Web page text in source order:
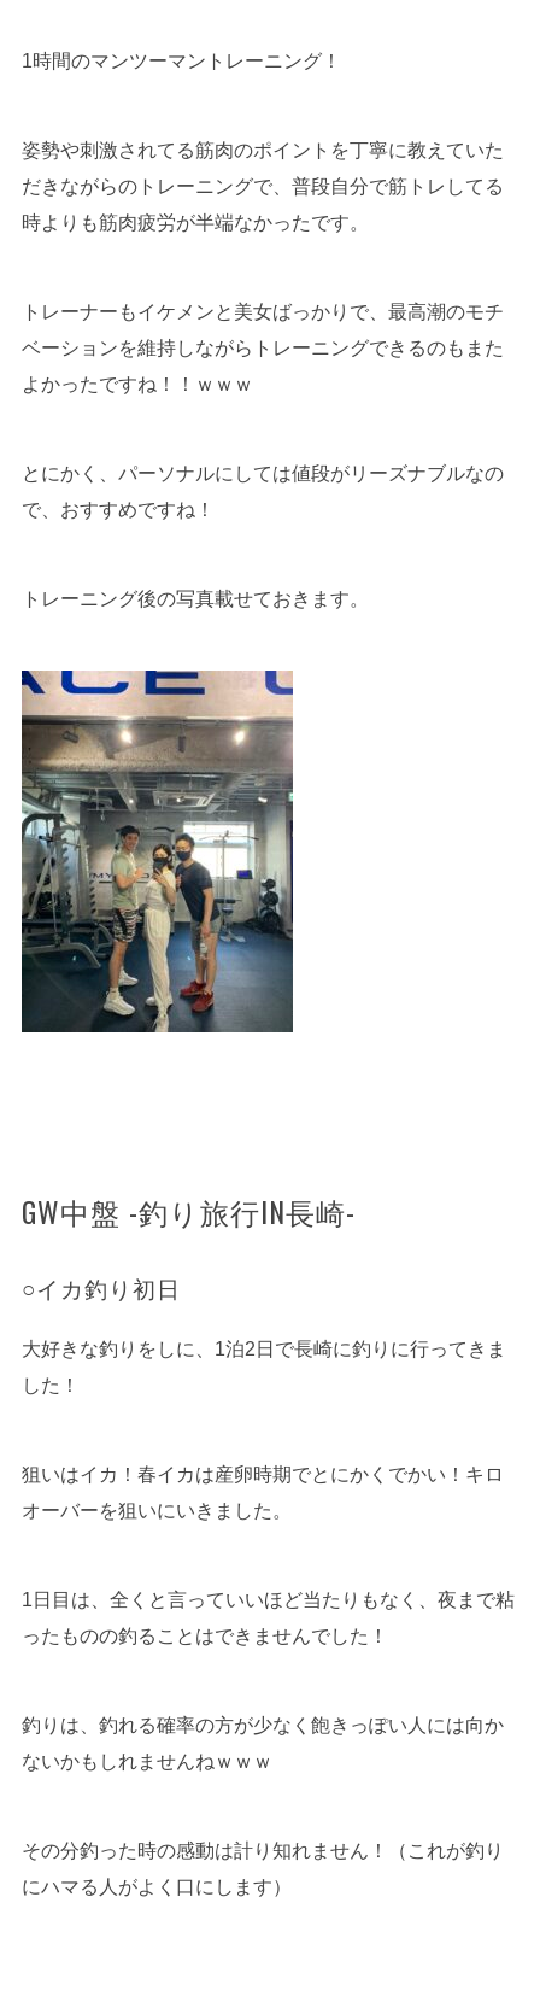
1時間のマンツーマントレーニング！
姿勢や刺激されてる筋肉のポイントを丁寧に教えていた
だきながらのトレーニングで、普段自分で筋トレしてる
時よりも筋肉疲労が半端なかったです。
トレーナーもイケメンと美女ばっかりで、最高潮のモチ
ベーションを維持しながらトレーニングできるのもまた
よかったですね！！ｗｗｗ
とにかく、パーソナルにしては値段がリーズナブルなの
で、おすすめですね！
トレーニング後の写真載せておきます。
GW中盤 -釣り旅行IN長崎-
○イカ釣り初日
大好きな釣りをしに、1泊2日で長崎に釣りに行ってきま
した！
狙いはイカ！春イカは産卵時期でとにかくでかい！キロ
オーバーを狙いにいきました。
1日目は、全くと言っていいほど当たりもなく、夜まで粘
ったものの釣ることはできませんでした！
釣りは、釣れる確率の方が少なく飽きっぽい人には向か
ないかもしれませんねｗｗｗ
その分釣った時の感動は計り知れません！（これが釣り
にハマる人がよく口にします）